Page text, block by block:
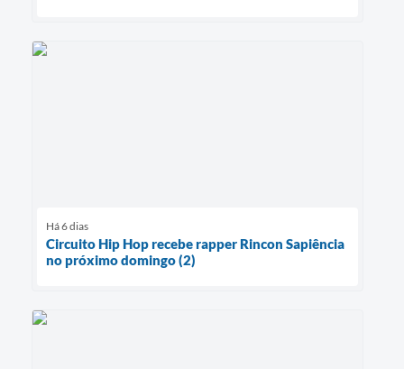
Há 6 dias
Circuito Hip Hop recebe rapper Rincon Sapiência
no próximo domingo (2)